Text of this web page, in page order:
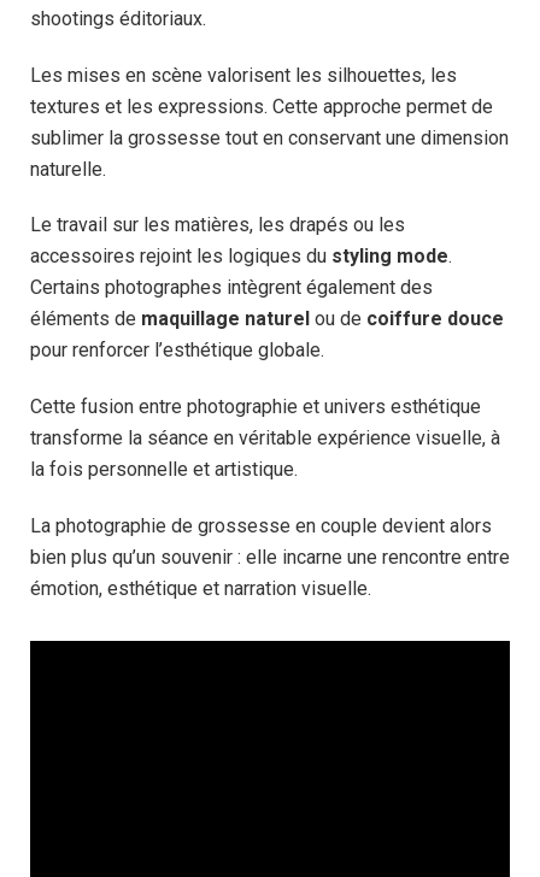
shootings éditoriaux.
Les mises en scène valorisent les silhouettes, les
textures et les expressions. Cette approche permet de
sublimer la grossesse tout en conservant une dimension
naturelle.
Le travail sur les matières, les drapés ou les
accessoires rejoint les logiques du styling mode.
Certains photographes intègrent également des
éléments de maquillage naturel ou de coiffure douce
pour renforcer l’esthétique globale.
Cette fusion entre photographie et univers esthétique
transforme la séance en véritable expérience visuelle, à
la fois personnelle et artistique.
La photographie de grossesse en couple devient alors
bien plus qu’un souvenir : elle incarne une rencontre entre
émotion, esthétique et narration visuelle.